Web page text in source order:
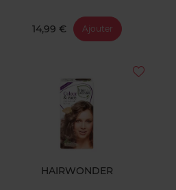
14,99 € Ajouter
HAIRWONDER